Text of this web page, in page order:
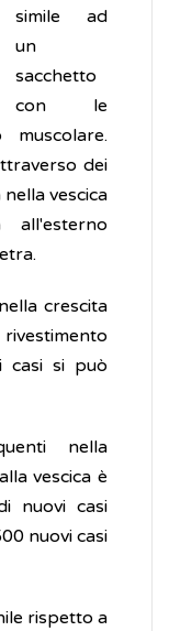
simile ad
un
sacchetto
con le
dei
vescica
crescita
casi si può
nella
vescica è
nuovi casi
nuovi casi
rispetto a